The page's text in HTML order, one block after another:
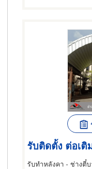
รับติดตั้ง ต่อเติ
รับทำหลังคา - ช่างตี๋